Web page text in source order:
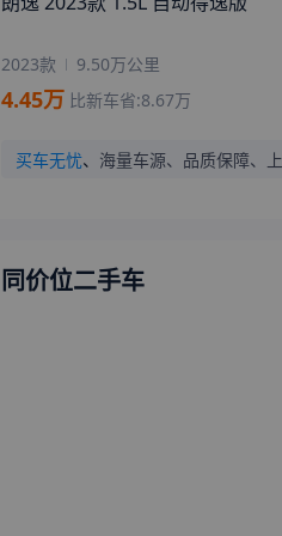
2023款 9.50万公里
4.45万 比新车省:8.67万
买车无忧、 海量车源、品质保障、
同价位二手车